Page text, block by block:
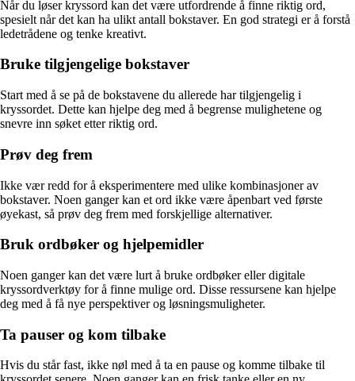
Når du løser kryssord kan det være utfordrende å finne riktig ord,
spesielt når det kan ha ulikt antall bokstaver. En god strategi er å forstå
ledetrådene og tenke kreativt.
Bruke tilgjengelige bokstaver
Start med å se på de bokstavene du allerede har tilgjengelig i
kryssordet. Dette kan hjelpe deg med å begrense mulighetene og
snevre inn søket etter riktig ord.
Prøv deg frem
Ikke vær redd for å eksperimentere med ulike kombinasjoner av
bokstaver. Noen ganger kan et ord ikke være åpenbart ved første
øyekast, så prøv deg frem med forskjellige alternativer.
Bruk ordbøker og hjelpemidler
Noen ganger kan det være lurt å bruke ordbøker eller digitale
kryssordverktøy for å finne mulige ord. Disse ressursene kan hjelpe
deg med å få nye perspektiver og løsningsmuligheter.
Ta pauser og kom tilbake
Hvis du står fast, ikke nøl med å ta en pause og komme tilbake til